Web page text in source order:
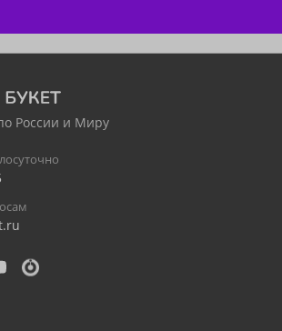
России и Миру